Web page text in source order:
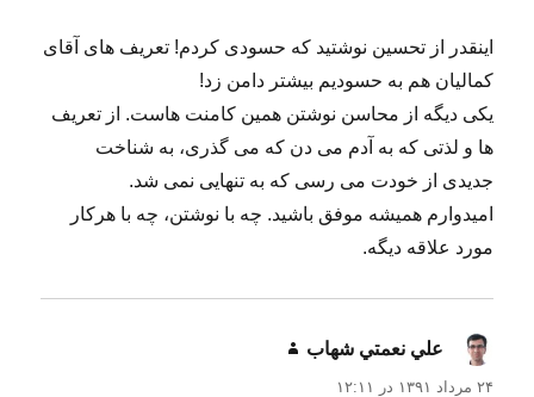
اینقدر از تحسین نوشتید که حسودی کردم! تعریف های آقای
کمالیان هم به حسودیم بیشتر دامن زد!
یکی دیگه از محاسن نوشتن همین کامنت هاست. از تعریف
ها و لذتی که به آدم می دن که می گذری، به شناخت
جدیدی از خودت می رسی که به تنهایی نمی شد.
امیدوارم همیشه موفق باشید. چه با نوشتن، چه با هرکار
مورد علاقه دیگه.
علي نعمتي شهاب
۲۴ مرداد ۱۳۹۱ در ۱۲:۱۱